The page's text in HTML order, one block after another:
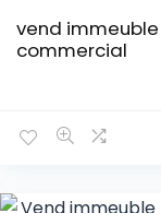
vend immeuble
commercial